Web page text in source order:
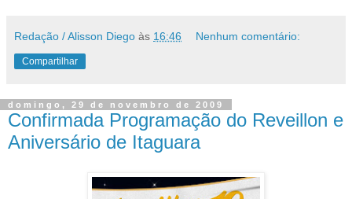
Redação / Alisson Diego às 16:46 Nenhum comentário:
Compartilhar
domingo, 29 de novembro de 2009
Confirmada Programação do Reveillon e
Aniversário de Itaguara